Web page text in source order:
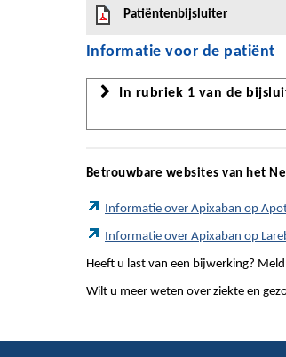
Patiëntenbijsluiter
Informatie voor de patiënt
In rubriek 1 van de
Betrouwbare websites van het
Informatie over Apixaban op
Informatie over Apixaban op
Heeft u last van een bijwerking?
Wilt u meer weten over ziekte en